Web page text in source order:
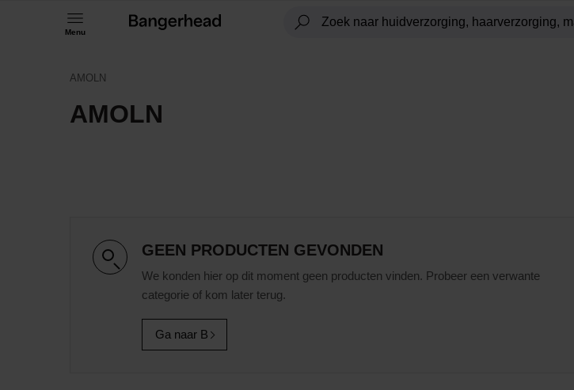
Menu
AMOLN
AMOLN
GEEN PRODUCTEN GEVONDEN
We konden hier op dit moment geen producten vinden. Probeer een verwante
categorie of kom later terug.
Ga naar B